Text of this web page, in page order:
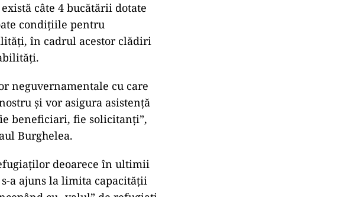
câte 4 bucătării dotate
condițiile pentru
în cadrul acestor clădiri
neguvernamentale cu care
și vor asigura asistență
beneficiari, fie solicitanți”,
Burghelea.
deoarece în ultimii
a ajuns la limita capacității